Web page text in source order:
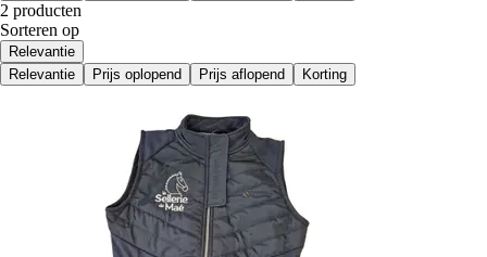
2 producten
Sorteren op
Relevantie
Relevantie
Prijs oplopend Prijs aflopend Korting